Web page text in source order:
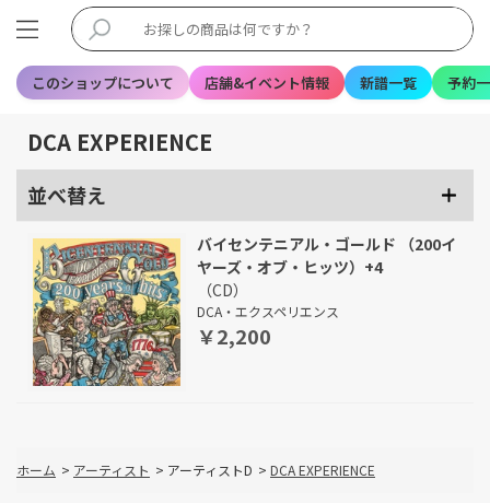
このショップについて 店舗&イベント情報 新譜一覧 予約
DCA EXPERIENCE
並べ替え
バイセンテニアル・ゴールド （200イ
ヤーズ・オブ・ヒッツ）+4
（CD）
DCA・エクスペリエンス
￥2,200
ホーム > アーティスト > アーティストD > DCA EXPERIENCE